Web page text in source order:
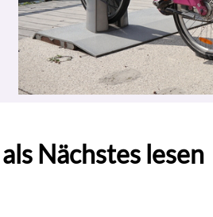
Nächstes lesen